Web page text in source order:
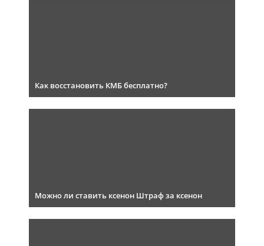
Как восстановить КМБ бесплатно?
Можно ли ставить ксенон Штраф за ксенон